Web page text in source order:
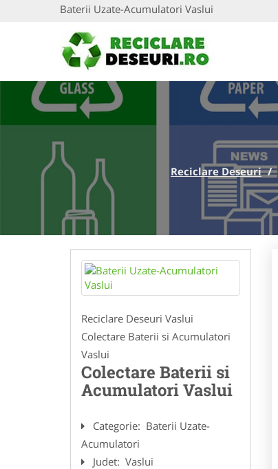
Baterii Uzate-Acumulatori Vaslui
Reciclare Deseuri /
Reciclare Deseuri Vaslui
Colectare Baterii si Acumulatori
Vaslui
Colectare Baterii si
Acumulatori Vaslui
Categorie: Baterii Uzate-
Acumulatori
Judet: Vaslui